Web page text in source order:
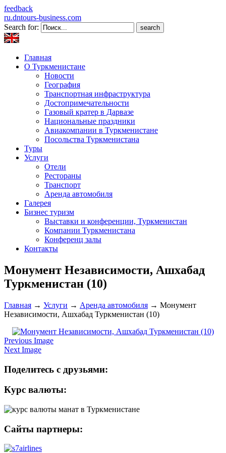
feedback
ru.dntours-business.com
Search for:
Главная
О Туркменистане
Новости
География
Транспортная инфраструктура
Достопримечательности
Газовый кратер в Дарвазе
Национальные праздники
Авиакомпании в Туркменистане
Посольства Туркменистана
Туры
Услуги
Отели
Рестораны
Транспорт
Аренда автомобиля
Галерея
Бизнес туризм
Выставки и конференции, Туркменистан
Компании Туркменистана
Конференц залы
Контакты
Монумент Независимости, Ашхабад
Туркменистан (10)
Главная → Услуги → Аренда автомобиля → Монумент
Независимости, Ашхабад Туркменистан (10)
Previous Image
Next Image
Поделитесь с друзьями:
Курс валюты:
Сайты партнеры: